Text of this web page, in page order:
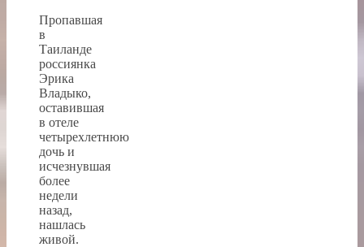
Пропавшая
в
Таиланде
россиянка
Эрика
Владыко,
оставившая
в отеле
четырехлетнюю
дочь и
исчезнувшая
более
недели
назад,
нашлась
живой.